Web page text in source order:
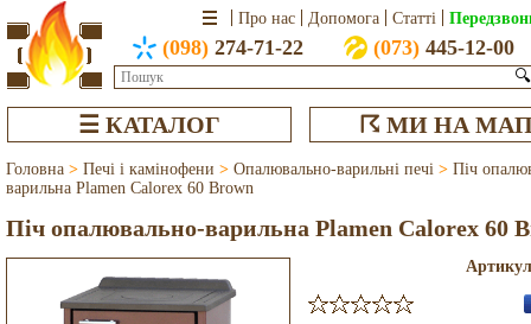
Про нас Допомога Статті
(098) 274-71-22 (073)445-12-00
🔍
☰ КАТАЛОГ ☈ МИ НА
Головна > Печі і камінофени > Опалювально-варильні печі > Піч
варильна Plamen Calorex 60 Brown
Піч опалювально-варильна Plamen Calorex 60